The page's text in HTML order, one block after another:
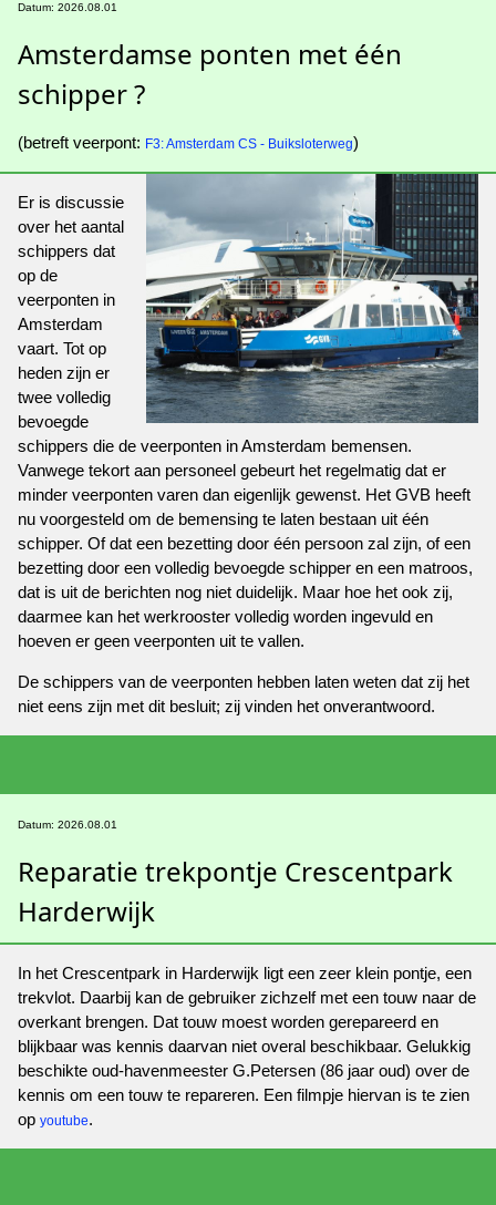
Datum: 2026.08.01
Amsterdamse ponten met één
schipper ?
(betreft veerpont: F3: Amsterdam CS - Buiksloterweg)
Er is discussie
over het aantal
schippers dat
op de
veerponten in
Amsterdam
vaart. Tot op
heden zijn er
twee volledig
bevoegde
schippers die de veerponten in Amsterdam bemensen.
Vanwege tekort aan personeel gebeurt het regelmatig dat er
minder veerponten varen dan eigenlijk gewenst. Het GVB heeft
nu voorgesteld om de bemensing te laten bestaan uit één
schipper. Of dat een bezetting door één persoon zal zijn, of een
bezetting door een volledig bevoegde schipper en een matroos,
dat is uit de berichten nog niet duidelijk. Maar hoe het ook zij,
daarmee kan het werkrooster volledig worden ingevuld en
hoeven er geen veerponten uit te vallen.
De schippers van de veerponten hebben laten weten dat zij het
niet eens zijn met dit besluit; zij vinden het onverantwoord.
Datum: 2026.08.01
Reparatie trekpontje Crescentpark
Harderwijk
In het Crescentpark in Harderwijk ligt een zeer klein pontje, een
trekvlot. Daarbij kan de gebruiker zichzelf met een touw naar de
overkant brengen. Dat touw moest worden gerepareerd en
blijkbaar was kennis daarvan niet overal beschikbaar. Gelukkig
beschikte oud-havenmeester G.Petersen (86 jaar oud) over de
kennis om een touw te repareren. Een filmpje hiervan is te zien
op youtube.